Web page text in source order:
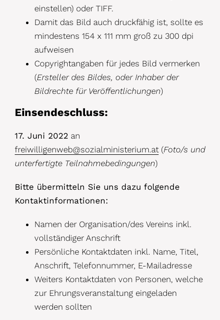
einstellen) oder TIFF.
Damit das Bild auch druckfähig ist, sollte es
mindestens 154 x 111 mm groß zu 300 dpi
aufweisen
Copyrightangaben für jedes Bild vermerken
(Ersteller des Bildes, oder Inhaber der
Bildrechte für Veröffentlichungen)
Einsendeschluss:
17. Juni 2022 an
freiwilligenweb@sozialministerium.at(Foto/s und
unterfertigte Teilnahmebedingungen)
Bitte übermitteln Sie uns dazu folgende
Kontaktinformationen:
Namen der Organisation/des Vereins inkl.
vollständiger Anschrift
Persönliche Kontaktdaten inkl. Name, Titel,
Anschrift, Telefonnummer, E-Mailadresse
Weiters Kontaktdaten von Personen, welche
zur Ehrungsveranstaltung eingeladen
werden sollten